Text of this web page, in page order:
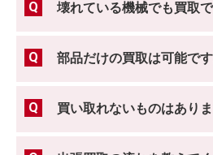
壊れている機械でも買取
部品だけの買取は可能で
買い取れないものはあり